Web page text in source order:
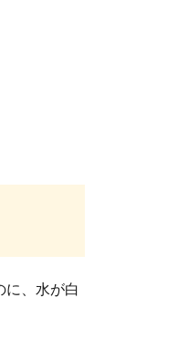
やかなカレ
自転車によ
に、水が白